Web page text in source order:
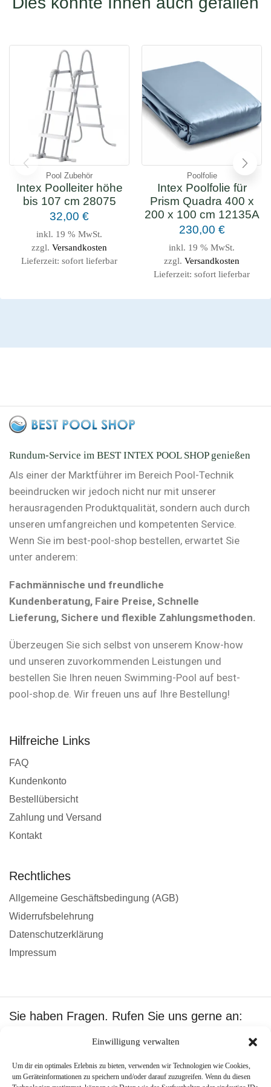
Einwilligung verwalten
Um dir ein optimales Erlebnis zu bieten, verwenden wir Technologien wie Cookies,
um Geräteinformationen zu speichern und/oder darauf zuzugreifen. Wenn du diesen
Pool Zubehör
Intex Poolleiter höhe
bis 107 cm 28075
32,00 €
inkl. 19 % MwSt.
zzgl. Versandkosten
Lieferzeit: sofort lieferbar
Poolfolie
Intex Poolfolie für
Prism Quadra 400 x
200 x 100 cm 12135A
230,00 €
inkl. 19 % MwSt.
zzgl. Versandkosten
Lieferzeit: sofort lieferbar
Rundum-Service im BEST INTEX POOL SHOP genießen
Als einer der Marktführer im Bereich Pool-Technik
beeindrucken wir jedoch nicht nur mit unserer
herausragenden Produktqualität, sondern auch durch
unseren umfangreichen und kompetenten Service.
Wenn Sie im best-pool-shop bestellen, erwartet Sie
unter anderem:
Fachmännische und freundliche
Kundenberatung, Faire Preise, Schnelle
Lieferung, Sichere und flexible Zahlungsmethoden.
Überzeugen Sie sich selbst von unserem Know-how
und unseren zuvorkommenden Leistungen und
bestellen Sie Ihren neuen Swimming-Pool auf best-
pool-shop.de. Wir freuen uns auf Ihre Bestellung!
Hilfreiche Links
FAQ
Kundenkonto
Bestellübersicht
Zahlung und Versand
Kontakt
Rechtliches
Allgemeine Geschäftsbedingung (AGB)
Widerrufsbelehrung
Datenschutzerklärung
Impressum
Sie haben Fragen. Rufen Sie uns gerne an:
+49 1601512402
Wir akzeptieren: